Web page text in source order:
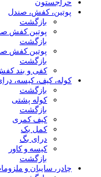
حراجستون
پوتین، کفش، صندل
بازگشت
پوتین کفش
بازگشت
پوتین کفش
بازگشت
کفی و بند
کوله، کیف، کیسه،
بازگشت
کوله پشتی
بازگشت
کیف کمری
کمل بک
درای بگ
کیسه و کاور
بازگشت
چادر، سایبان و